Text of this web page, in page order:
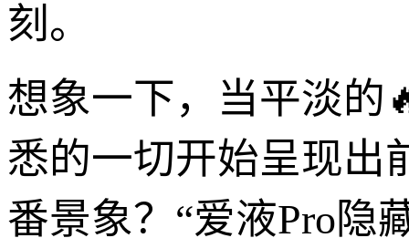
刻。
想象一下，当平淡的
悉的一切开始呈现出
番景象？“爱液Pro隐